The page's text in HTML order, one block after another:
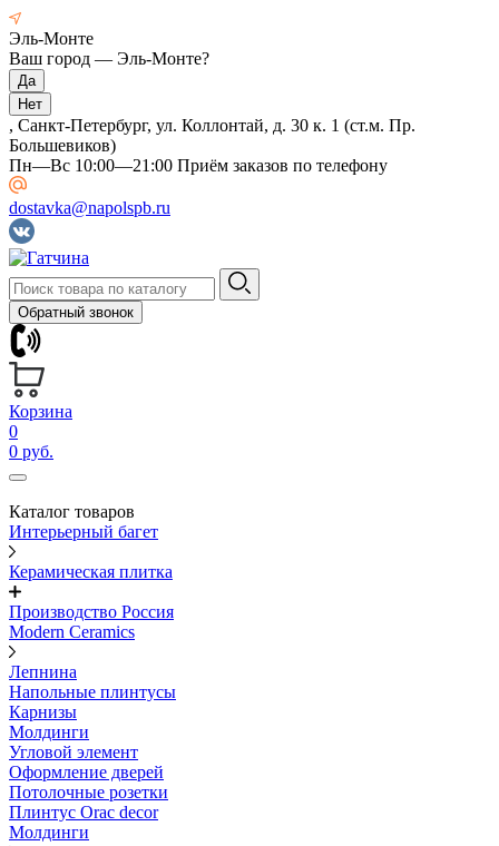
Эль-Монте
Ваш город — Эль-Монте?
, Санкт-Петербург, ул. Коллонтай, д. 30 к. 1 (ст.м. Пр.
Большевиков)
Пн—Вс 10:00—21:00 Приём заказов по телефону
dostavka@napolspb.ru
Обратный звонок
Корзина
0
0 руб.
Каталог товаров
Интерьерный багет
Керамическая плитка
Производство Россия
Modern Ceramics
Лепнина
Напольные плинтусы
Карнизы
Молдинги
Угловой элемент
Оформление дверей
Потолочные розетки
Плинтус Orac decor
Молдинги